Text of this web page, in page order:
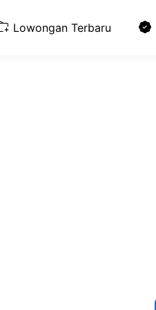
Lowongan Terbaru